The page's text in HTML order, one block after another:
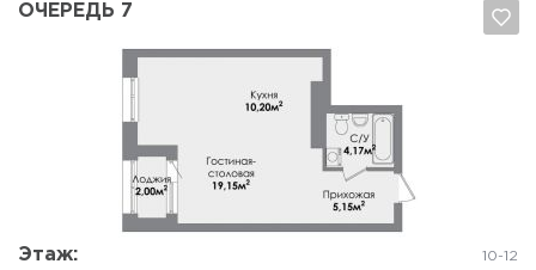
ОЧЕРЕДЬ 7
Этаж: 10-12